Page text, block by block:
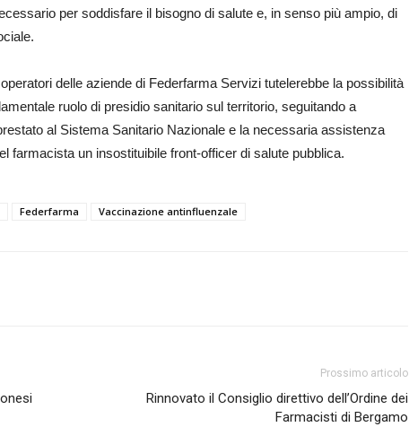
per soddisfare il bisogno di salute e, in senso più ampio, di
delle aziende di Federfarma Servizi tutelerebbe la possibilità
ruolo di presidio sanitario sul territorio, seguitando a
al Sistema Sanitario Nazionale e la necessaria assistenza
farmacista un insostituibile front-officer di salute pubblica.
Federfarma Vaccinazione antinfluenzale
Prossimo articolo
Rinnovato il Consiglio direttivo dell’Ordine dei
Farmacisti di Bergamo